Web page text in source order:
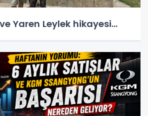
Yaren Leylek hikayesi...